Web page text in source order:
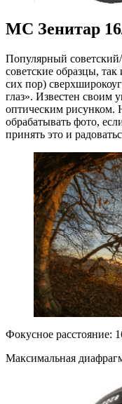
МС Зенитар
Популярный
советские образцы,
сих пор)
глаз». Известен своим
оптическим рисунком.
обрабатывать фото,
принять это и
Фокусное расстояние:
Максимальная